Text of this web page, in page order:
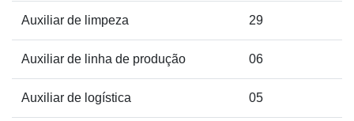
Auxiliar de limpeza 29
Auxiliar de linha de produção 06
Auxiliar de logística 05